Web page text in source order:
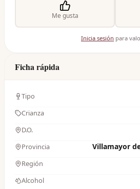
Me gusta
Inicia sesión para
Ficha rápida
Tipo
Crianza
D.O.
Provincia Villamayor
Región
Alcohol